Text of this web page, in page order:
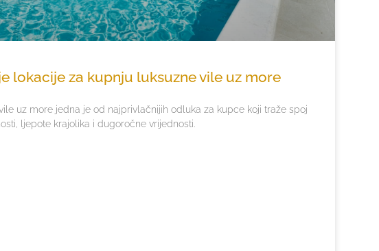
lokacije za kupnju luksuzne vile uz more
uz more jedna je od najprivlačnijih odluka za kupce koji traže spoj
ljepote krajolika i dugoročne vrijednosti.